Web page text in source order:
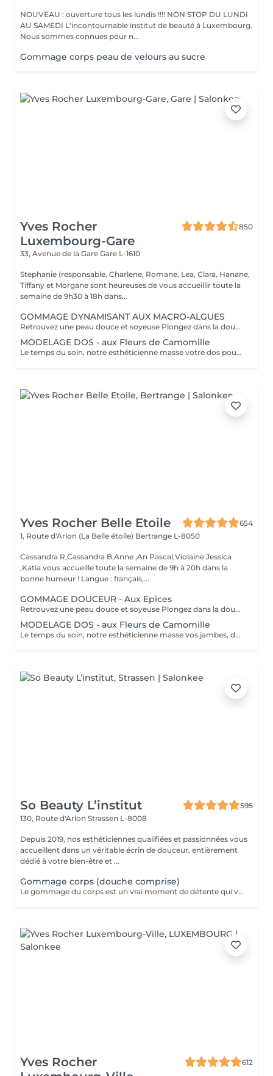
NOUVEAU : ouverture tous les lundis !!!! NON STOP DU LUNDI
AU SAMEDI L'incontournable institut de beauté à Luxembourg.
Nous sommes connues pour n...
Gommage corps peau de velours au sucre
Yves Rocher
Luxembourg-Gare
850
33, Avenue de la Gare Gare L-1610
Stephanie (responsable, Charlene, Romane, Lea, Clara, Hanane,
Tiffany et Morgane sont heureuses de vous accueillir toute la
semaine de 9h30 à 18h dans...
GOMMAGE DYNAMISANT AUX MACRO-ALGUES
Retrouvez une peau douce et soyeuse Plongez dans la douceur tropicale dIndonésie à travers les notes épicées des huiles essentielles de Girofle et de Muscade. Ce gommage aux effluves chauds et naturels vous transporte tout en exfoliant délicatement votre peau : elle est douce, lumineuse et satinée.
MODELAGE DOS - aux Fleurs de Camomille
Le temps du soin, notre esthéticienne masse votre dos pour un confort sans précédent.
Yves Rocher Belle Etoile
654
1, Route d'Arlon (La Belle étoile) Bertrange L-8050
Cassandra R,Cassandra B,Anne ,An Pascal,Violaine Jessica
,Katia vous accueille toute la semaine de 9h à 20h dans la
bonne humeur ! Langue : français,...
GOMMAGE DOUCEUR - Aux Epices
Retrouvez une peau douce et soyeuse Plongez dans la douceur tropicale dIndonésie à travers les notes épicées des huiles essentielles de Girofle et de Muscade. Ce gommage aux effluves chauds et naturels vous transporte tout en exfoliant délicatement votre peau : elle est douce, lumineuse et satinée.
MODELAGE DOS - aux Fleurs de Camomille
Le temps du soin, notre esthéticienne masse vos jambes, des orteils à la taille dans un mouvement tonique qui active la microcirculation et leurs procure un confort sans précédent. Bénéfices : Vos jambes retrouvent fraicheur et légèreté.
So Beauty L’institut
595
130, Route d'Arlon Strassen L-8008
Depuis 2019, nos esthéticiennes qualifiées et passionnées vous
accueillent dans un véritable écrin de douceur, entièrement
dédié à votre bien-être et ...
Gommage corps (douche comprise)
Le gommage du corps est un vrai moment de détente qui va permettre à la peau de se débarrasser de ses cellules mortes et de retrouver une peau douce. Ce soin est parfait juste avant d'aller au soleil pour permettre à la peau de mieux bronzer.
Yves Rocher
612